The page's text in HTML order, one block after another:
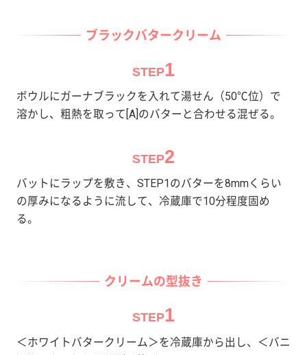
ブラックバタークリーム
STEP1
ボウルにガーナブラックを入れて湯せん（50℃位）で
溶かし、粗熱を取って[A]のバターと合わせる混ぜる。
STEP2
バットにラップを敷き、STEP1のバターを8mmくらい
の厚みになるように流して、冷蔵庫で10分程度固め
る。
クリームの型抜き
STEP1
＜ホワイトバタークリーム＞を冷蔵庫から出し、＜バニ